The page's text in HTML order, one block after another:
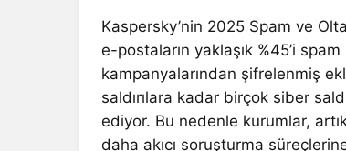
Kaspersky’nin 2025 Spam ve
e-postaların yaklaşık %45’i
kampanyalarından şifrelenmiş
saldırılara kadar birçok siber
ediyor. Bu nedenle kurumlar,
daha akıcı soruşturma